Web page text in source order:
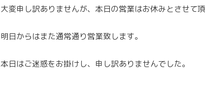
大変申し訳ありませんが、本日の営業はお休みとさせて頂
明日からはまた通常通り営業致します。
本日はご迷惑をお掛けし、申し訳ありませんでした。